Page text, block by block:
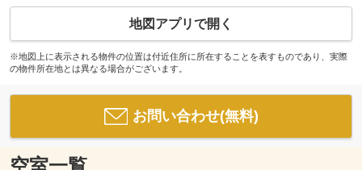
地図アプリで開く
※地図上に表示される物件の位置は付近住所に所在することを表すものであり、実際
の物件所在地とは異なる場合がございます。
お問い合わせ(無料)
空室一覧